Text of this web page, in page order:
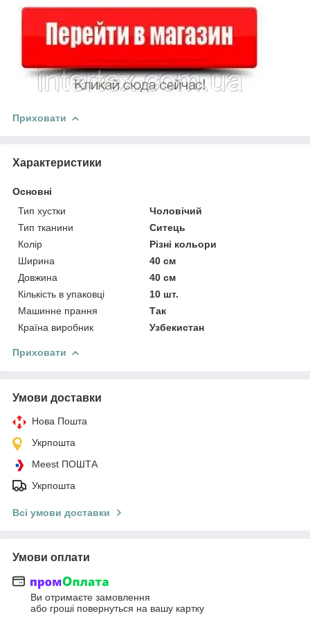
Приховати
Характеристики
Основні
Тип хустки
Чоловічий
Тип тканини
Ситець
Колір
Різні кольори
Ширина
40 см
Довжина
40 см
Кількість в упаковці
10 шт.
Машинне прання
Так
Країна виробник
Узбекистан
Приховати
Умови доставки
Нова Пошта
Укрпошта
Meest ПОШТА
Укрпошта
Всі умови доставки
Умови оплати
Ви отримаєте замовлення
або гроші повернуться на вашу картку